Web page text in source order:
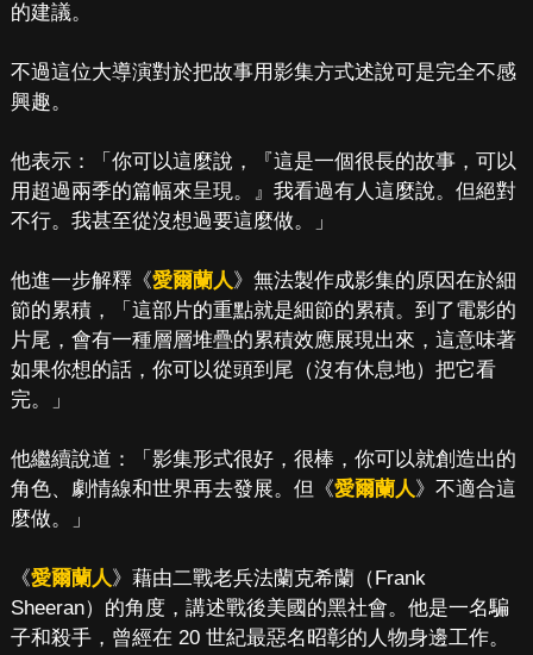
的建議。
不過這位大導演對於把故事用影集方式述說可是完全不感
興趣。
他表示：「你可以這麼說，『這是一個很長的故事，可以
用超過兩季的篇幅來呈現。』我看過有人這麼說。但絕對
不行。我甚至從沒想過要這麼做。」
他進一步解釋《愛爾蘭人》無法製作成影集的原因在於細
節的累積，「這部片的重點就是細節的累積。到了電影的
片尾，會有一種層層堆疊的累積效應展現出來，這意味著
如果你想的話，你可以從頭到尾（沒有休息地）把它看
完。」
他繼續說道：「影集形式很好，很棒，你可以就創造出的
角色、劇情線和世界再去發展。但《愛爾蘭人》不適合這
麼做。」
《愛爾蘭人》藉由二戰老兵法蘭克希蘭（Frank
Sheeran）的角度，講述戰後美國的黑社會。他是一名騙
子和殺手，曾經在 20 世紀最惡名昭彰的人物身邊工作。